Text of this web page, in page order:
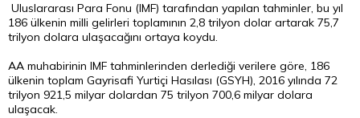
Uluslararası Para Fonu (IMF) tarafından yapılan tahminler, bu yıl
186 ülkenin milli gelirleri toplamının 2,8 trilyon dolar artarak 75,7
trilyon dolara ulaşacağını ortaya koydu.
AA muhabirinin IMF tahminlerinden derlediği verilere göre, 186
ülkenin toplam Gayrisafi Yurtiçi Hasılası (GSYH), 2016 yılında 72
trilyon 921,5 milyar dolardan 75 trilyon 700,6 milyar dolara
ulaşacak.